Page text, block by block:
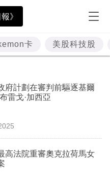
》
卡 美股科技股
府計劃在審判前驅逐基爾
雷戈·加西亞
高法院重審奧克拉荷馬女